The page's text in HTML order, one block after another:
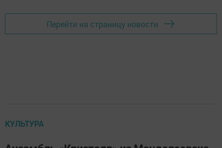
Перейти на страницу новости
КУЛЬТУРА